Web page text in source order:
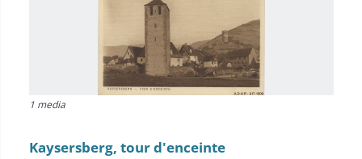
1 media
Kaysersberg, tour d'enceinte